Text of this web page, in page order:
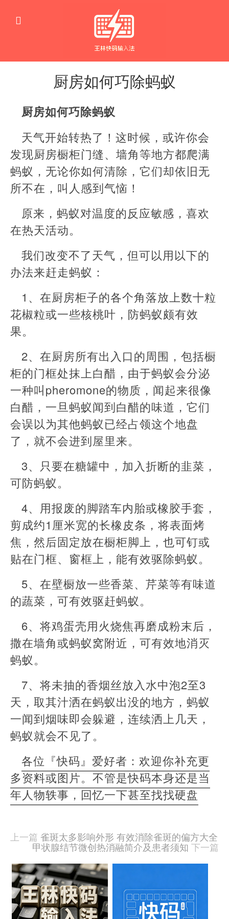
厨房如何巧除蚂蚁
厨房如何巧除蚂蚁
天气开始转热了！这时候，或许你会
发现厨房橱柜门缝、墙角等地方都爬满
蚂蚁，无论你如何清除，它们却依旧无
所不在，叫人感到气恼！
原来，蚂蚁对温度的反应敏感，喜欢
在热天活动。
我们改变不了天气，但可以用以下的
办法来赶走蚂蚁：
1、在厨房柜子的各个角落放上数十粒
花椒粒或一些核桃叶，防蚂蚁颇有效
果。
2、在厨房所有出入口的周围，包括橱
柜的门框处抹上白醋，由于蚂蚁会分泌
一种叫pheromone的物质，闻起来很像
白醋，一旦蚂蚁闻到白醋的味道，它们
会误以为其他蚂蚁已经占领这个地盘
了，就不会进到屋里来。
3、只要在糖罐中，加入折断的韭菜，
可防蚂蚁。
4、用报废的脚踏车内胎或橡胶手套，
剪成约1厘米宽的长橡皮条，将表面烤
焦，然后固定放在橱柜脚上，也可钉或
贴在门框、窗框上，能有效驱除蚂蚁。
5、在壁橱放一些香菜、芹菜等有味道
的蔬菜，可有效驱赶蚂蚁。
6、将鸡蛋壳用火烧焦再磨成粉末后，
撒在墙角或蚂蚁窝附近，可有效地消灭
蚂蚁。
7、将未抽的香烟丝放入水中泡2至3
天，取其汁洒在蚂蚁出没的地方，蚂蚁
一闻到烟味即会躲避，连续洒上几天，
蚂蚁就会不见了。
各位『快码』爱好者：欢迎你补充更
多资料或图片。不管是快码本身还是当
年人物轶事，回忆一下甚至找找硬盘
由
羊
喜
于
09-
上一篇 雀斑太多影响外形 有效消除雀斑的偏方大全
甲状腺结节微创热消融简介及患者须知 下一篇
相
关
文